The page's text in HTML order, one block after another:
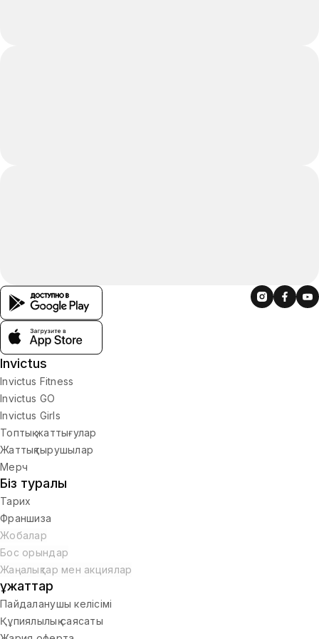
Invictus
Invictus Fitness
Invictus GO
Invictus Girls
Топтық жаттығулар
Жаттықтырушылар
Мерч
Біз туралы
Тарих
Франшиза
Жобалар
Бос орындар
Жаңалықтар мен акциялар
Құжаттар
Пайдаланушы келісімі
Құпиялылық саясаты